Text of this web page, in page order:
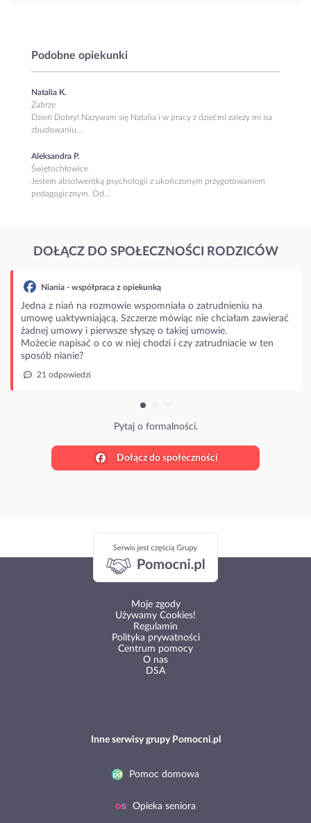
Podobne opiekunki
Natalia K.
Zabrze
Dzień Dobry! Nazywam się Natalia i w pracy z dziećmi zależy mi na
zbudowaniu...
Aleksandra P.
Świętochłowice
Jestem absolwentką psychologii z ukończonym przygotowaniem
pedagogicznym. Od...
DOŁĄCZ DO SPOŁECZNOŚCI RODZICÓW
Niania - współpraca z opiekunką
Jedna z niań na rozmowie wspomniała o zatrudnieniu na
umowę uaktywniającą. Szczerze mówiąc nie chciałam zawierać
żadnej umowy i pierwsze słyszę o takiej umowie.
Możecie napisać o co w niej chodzi i czy zatrudniacie w ten
sposób nianie?
21 odpowiedzi
Pytaj o formalności.
Dołącz do społeczności
Moje zgody
Używamy Cookies!
Regulamin
Polityka prywatności
Centrum pomocy
O nas
DSA
Inne serwisy grupy Pomocni.pl
Pomoc domowa
Opieka seniora